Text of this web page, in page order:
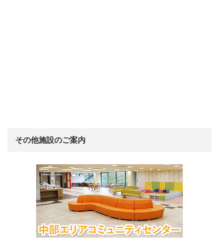
その他施設のご案内